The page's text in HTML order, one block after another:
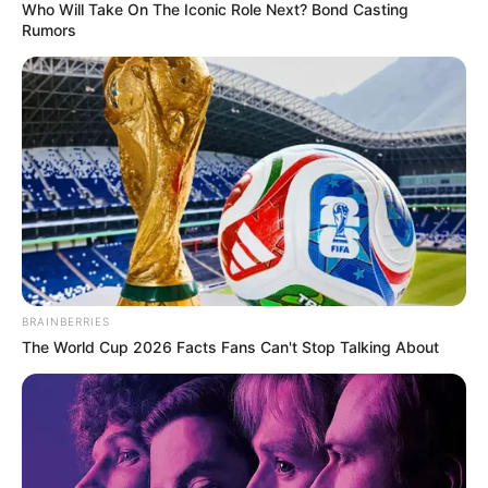
HASTA QUE LA PLATA NOS SEPARE
MANTÉNGASE EN ALERTA
Tenemos todas las noticias que le
interesan. Para estar bien informado, por
favor, active las notificaciones de Alerta.
ACTIVAR AHORA
TEMAS DESTACADOS
EMERGENCIAS POR LLUVIAS
FUERTES LLUVIAS
VIA AL LLANO
LIGA BETPLAY
METRO DE MEDELLÍN
Who Will Take On The Iconic Role Next? Bond Casting
Rumors
BRAINBERRIES
The World Cup 2026 Facts Fans Can't Stop Talking About